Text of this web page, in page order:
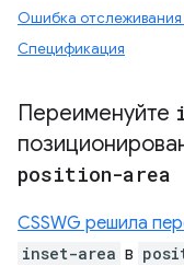
Ошибка
Спецификация
Переименуйте
position-area
CSSWG решила
inset-area в